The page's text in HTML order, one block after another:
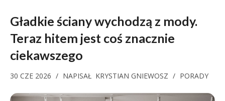
Gładkie ściany wychodzą z mody.
Teraz hitem jest coś znacznie
ciekawszego
30 CZE 2026 / NAPISAŁ KRYSTIAN GNIEWOSZ / PORADY